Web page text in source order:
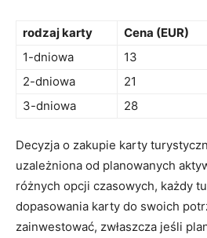
rodzaj ​karty Cena (EUR)
1-dniowa
13
2-dniowa
21
3-dniowa
28
Decyzja o zakupie karty
uzależniona ​od⁢ planowanych
różnych opcji czasowych, ‍każdy
dopasowania ⁤karty do swoich
⁤zainwestować, zwłaszcza⁣ jeśli⁤